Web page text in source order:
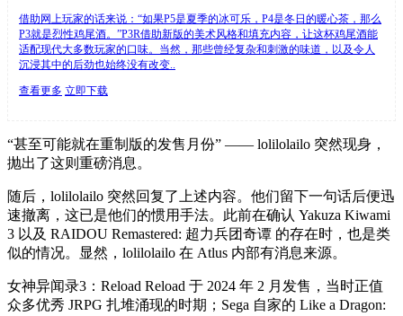
借助网上玩家的话来说：“如果P5是夏季的冰可乐，P4是冬日的暖心茶，那么
P3就是烈性鸡尾酒。”P3R借助新版的美术风格和填充内容，让这杯鸡尾酒能
适配现代大多数玩家的口味。当然，那些曾经复杂和刺激的味道，以及令人
沉浸其中的后劲也始终没有改变..
查看更多 立即下载
“甚至可能就在重制版的发售月份” —— lolilolailo 突然现身，
抛出了这则重磅消息。
随后，lolilolailo 突然回复了上述内容。他们留下一句话后便迅
速撤离，这已是他们的惯用手法。此前在确认 Yakuza Kiwami
3 以及 RAIDOU Remastered: 超力兵团奇谭 的存在时，也是类
似的情况。显然，lolilolailo 在 Atlus 内部有消息来源。
女神异闻录3：Reload Reload 于 2024 年 2 月发售，当时正值
众多优秀 JRPG 扎堆涌现的时期；Sega 自家的 Like a Dragon: